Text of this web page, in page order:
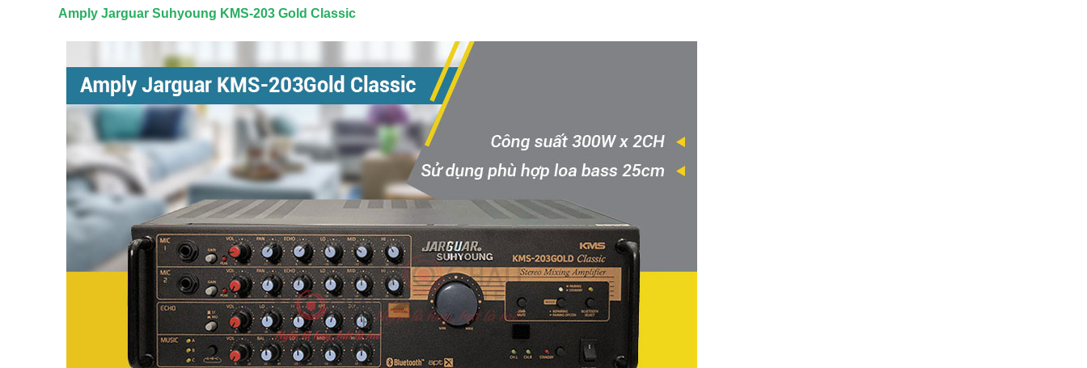
Amply Jarguar Suhyoung KMS-203 Gold Classic